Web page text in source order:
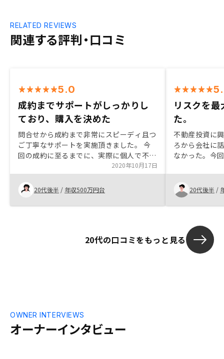
関連する評判・口コミ
RELATED REVIEWS
5.0
成約までサポートがしっかりし
ており、購入を決めた
問合せから成約まで非常にスピーディ且つ
ご丁寧なサポートを実施頂きました。 今
回の成約に至るまでに、実際に個人で不動
産投資をされている方や、他社セールス等
で比較検討をしておりましたが、今ひとつ
決め手に欠けていました。 ご担当の方が
ご自身の経験を踏まえて運用方法やリスク
について分かりやすくご説明した下さり、
2020年10月17日
20代後半 / 年収500万円台
リスクを
た。
不動産投資に
ろから会社に
なかった。今
対応、プラン
入を決めまし
20代後半 /
20代の口コミをもっと見る
オーナーインタビュー
OWNER INTERVIEWS